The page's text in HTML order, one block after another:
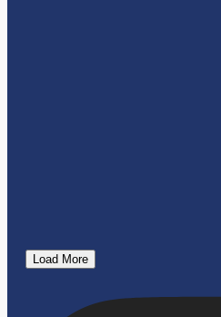
Load More